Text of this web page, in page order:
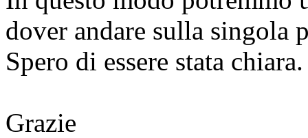
dover andare sulla singola
Spero di essere stata chiara.
Grazie